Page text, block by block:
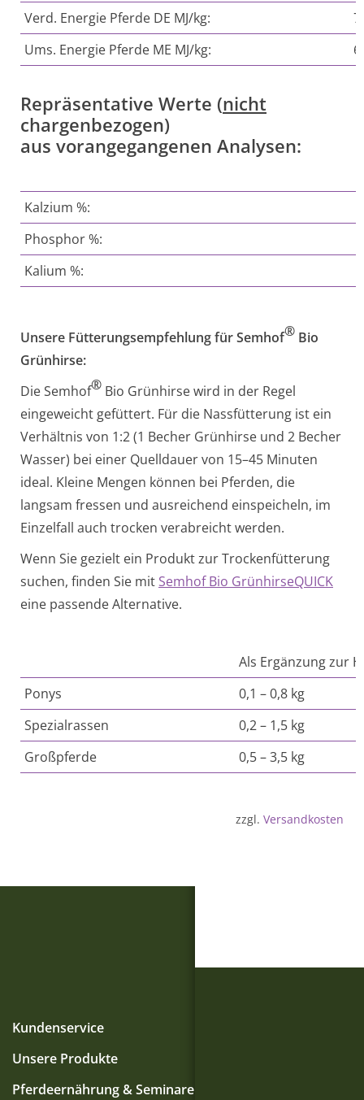
Verd. Energie Pferde DE MJ/kg:
Ums. Energie Pferde ME MJ/kg:
Repräsentative Werte (nicht
chargenbezogen)
aus vorangegangenen Analysen:
Kalzium %:
Phosphor %:
Kalium %:
Unsere Fütterungsempfehlung für Semhof® Bio
Grünhirse:
Die Semhof® Bio Grünhirse wird in der Regel
eingeweicht gefüttert. Für die Nassfütterung ist ein
Verhältnis von 1:2 (1 Becher Grünhirse und 2 Becher
Wasser) bei einer Quelldauer von 15–45 Minuten
ideal. Kleine Mengen können bei Pferden, die
langsam fressen und ausreichend einspeicheln, im
Einzelfall auch trocken verabreicht werden.
Wenn Sie gezielt ein Produkt zur Trockenfütterung
suchen, finden Sie mit Semhof Bio GrünhirseQUICK
eine passende Alternative.
Als Ergänzung zur
Ponys
0,1 – 0,8 kg
Spezialrassen
0,2 – 1,5 kg
Großpferde
0,5 – 3,5 kg
zzgl. Versandkosten
Kundenservice
Unsere Produkte
Pferdeernährung & Seminare